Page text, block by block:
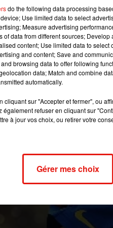
à 15h25 par Gianni
parler d'elles et
Edinson Cavani.
Pixabay
et il est bien connu qu'elles
du PSGse sont distingués
dernier lui aurait lancé un «
s’est poursuivi dans les
eu de violence physique.
tuvo un cruce picante con
atrás. Hot.https://t.co/
18 novembre 2019
do the following data processing
Use limited data to select
Measure advertising
of data from different sources;
content; Use limited data to
and content; Save and
browsing data to offer following
data; Match and combine
automatically.
cliquant sur "Accepter et fermer", ou
également refuser en cliquant sur
à jour vos choix, ou retirer votre
Gérer mes choix